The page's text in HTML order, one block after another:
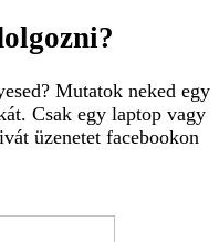
Mutatok neked egy
Csak egy laptop vagy
üzenetet facebookon